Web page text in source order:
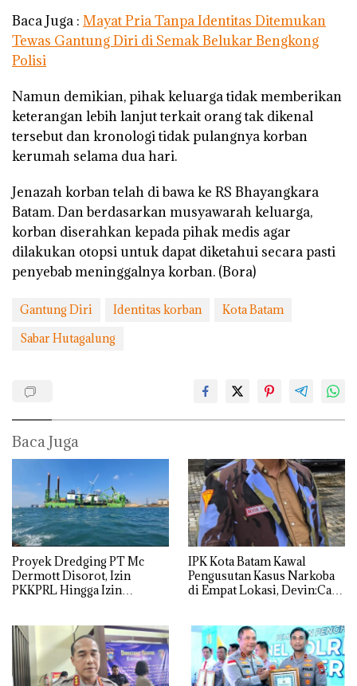
Baca Juga : Mayat Pria Tanpa Identitas Ditemukan
Tewas Gantung Diri di Semak Belukar Bengkong
Polisi
Namun demikian, pihak keluarga tidak memberikan
keterangan lebih lanjut terkait orang tak dikenal
tersebut dan kronologi tidak pulangnya korban
kerumah selama dua hari.
Jenazah korban telah di bawa ke RS Bhayangkara
Batam. Dan berdasarkan musyawarah keluarga,
korban diserahkan kepada pihak medis agar
dilakukan otopsi untuk dapat diketahui secara pasti
penyebab meninggalnya korban. (Bora)
Gantung Diri Identitas korban
Kota Batam
Sabar Hutagalung
Baca Juga
Proyek Dredging PT Mc
Dermott Disorot, Izin
PKKPRL Hingga Izin
IPK Kota Batam Kawal
Pengusutan Kasus Narkoba
di Empat Lokasi, Devin:Cari